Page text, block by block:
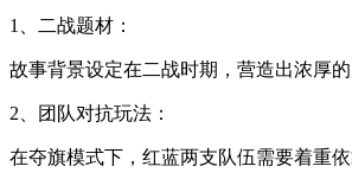
1、二战题材：
故事背景设定在二战时期，营造出浓厚的
2、团队对抗玩法：
在夺旗模式下，红蓝两支队伍需要着重